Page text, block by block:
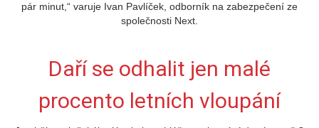
pár minut,“ varuje Ivan Pavlíček, odborník na zabezpečení ze
společnosti Next.
Daří se odhalit jen malé
procento letních vloupání